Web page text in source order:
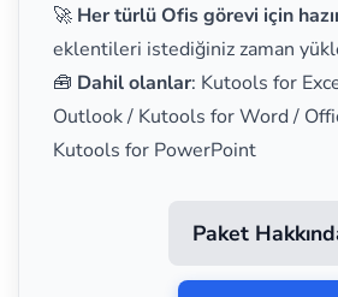
🚀 Her türlü Ofis görevi için
eklentileri istediğiniz zaman
🧰 Dahil olanlar: Kutools for
Outlook / Kutools for Word /
Kutools for PowerPoint
Paket